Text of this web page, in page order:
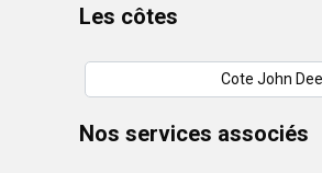
Les côtes
Cote John
Nos services associés